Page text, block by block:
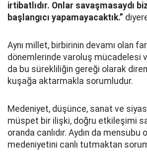
irtibatlıdır. Onlar savaşmasaydı
başlangıcı yapamayacaktık.”
Aynı millet, birbirinin devamı olan
dönemlerinde varoluş mücadelesi
da bu sürekliliğin gereği olarak
kuşağa aktarmakla sorumludur.
Medeniyet, düşünce, sanat ve
müspet bir ilişki, doğru etkileşimi
oranda canlıdır. Aydın da
medeniyetini canlı tutmaktan